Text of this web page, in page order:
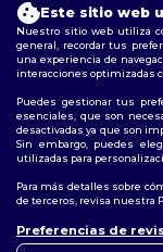
Términos y Condiciones
Privacidad
Política de
Madrid| Barcelona |
Este sitio web
Nuestro sitio web utiliza
general, recordar tus
una experiencia de
interacciones optimizadas
Puedes gestionar tus
esenciales, que son
desactivadas ya que son
Sin embargo, puedes
utilizadas para
Para más detalles sobre
de terceros, revisa nuestra
Preferencias de